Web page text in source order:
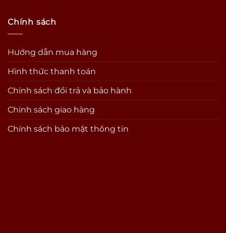
Chính sách
Hướng dẫn mua hàng
Hình thức thanh toán
Chính sách đổi trả và bảo hành
Chính sách giao hàng
Chính sách bảo mật thông tin